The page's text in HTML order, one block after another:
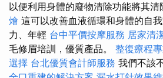
以便利用身體的廢物清除功能將其清
燴 這可以改善血液循環和身體的自
力、年輕 台中平價按摩服務 居家清
毛修眉培訓，優質產品。 整復療程
選擇 台北優質會計師服務 我們不該